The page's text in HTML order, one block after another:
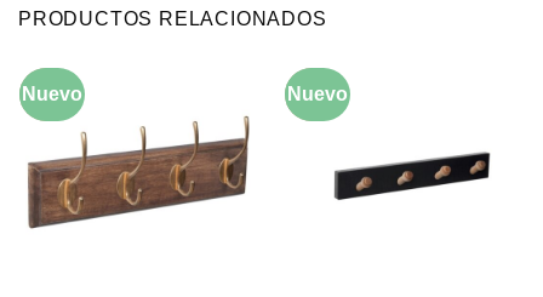
PRODUCTOS RELACIONADOS
-10%
Nuevo -5%
Nuevo